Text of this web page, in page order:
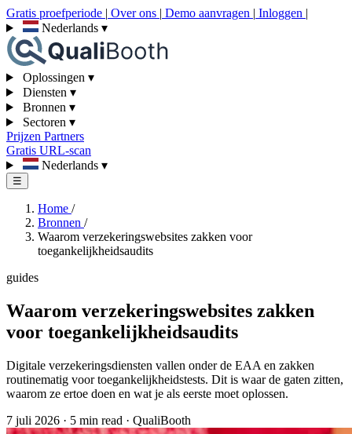
Gratis proefperiode | Over ons | Demo aanvragen | Inloggen |
Nederlands ▾
Oplossingen ▾
Diensten ▾
Bronnen ▾
Sectoren ▾
Prijzen Partners
Gratis URL-scan
Nederlands ▾
☰
Home /
Bronnen /
Waarom verzekeringswebsites zakken voor
toegankelijkheidsaudits
guides
Waarom verzekeringswebsites zakken
voor toegankelijkheidsaudits
Digitale verzekeringsdiensten vallen onder de EAA en zakken
routinematig voor toegankelijkheidstests. Dit is waar de gaten zitten,
waarom ze ertoe doen en wat je als eerste moet oplossen.
7 juli 2026 · 5 min read · QualiBooth